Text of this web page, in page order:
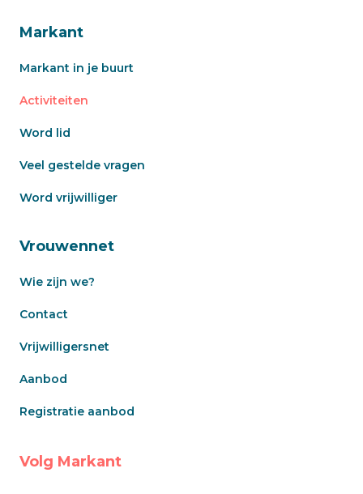
Markant
Markant in je buurt
Activiteiten
Word lid
Veel gestelde vragen
Word vrijwilliger
Vrouwennet
Wie zijn we?
Contact
Vrijwilligersnet
Aanbod
Registratie aanbod
Volg Markant